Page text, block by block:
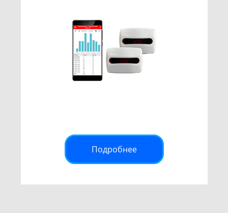
Подробнее